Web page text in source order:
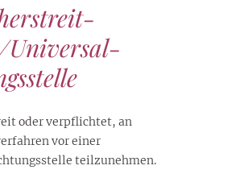
Universal­
oder verpflichtet, an
vor einer
teilzunehmen.